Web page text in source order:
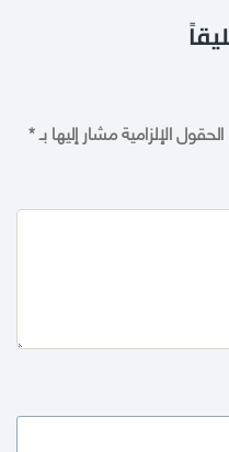
الحقول الإلزامية مشار إليها بـ*